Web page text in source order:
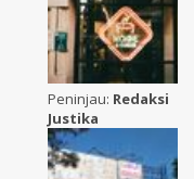
Peninjau: Redaksi
Justika